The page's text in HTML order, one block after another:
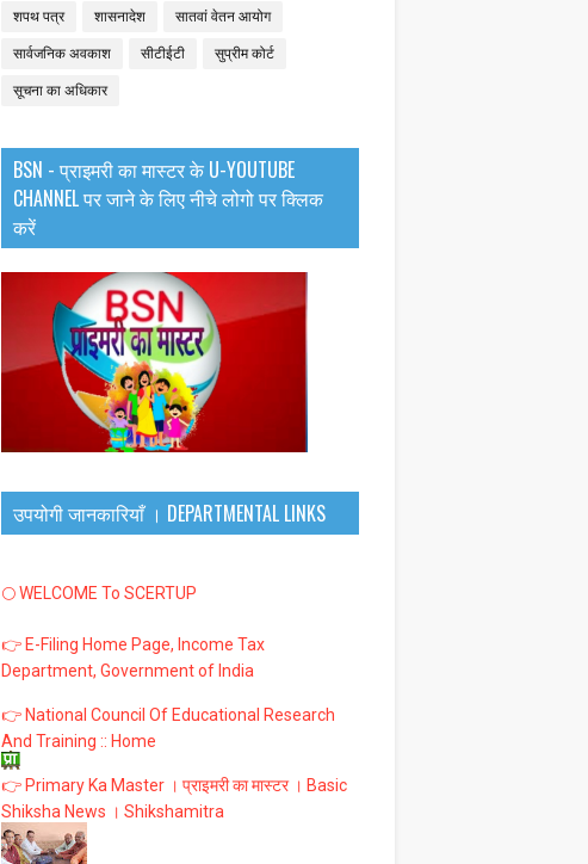
शपथ पत्र शासनादेश सातवां वेतन आयोग
सार्वजनिक अवकाश सीटीईटी सुप्रीम कोर्ट
सूचना का अधिकार
BSN - प्राइमरी का मास्टर के U-YOUTUBE
CHANNEL पर जाने के लिए नीचे लोगो पर क्लिक
करें
उपयोगी जानकारियाँ । DEPARTMENTAL LINKS
🌕 WELCOME To SCERTUP
👉 E-Filing Home Page, Income Tax
Department, Government of India
👉 National Council Of Educational Research
And Training :: Home
👉 Primary Ka Master । प्राइमरी का मास्टर । Basic
Shiksha News । Shikshamitra